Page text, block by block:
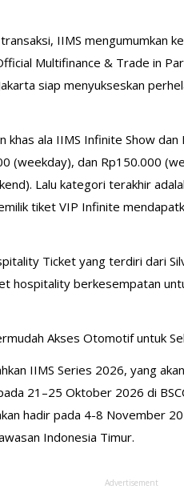
IIMS mengumumkan
Multifinance & Trade in
siap menyukseskan
khas ala IIMS Infinite Show
(weekday), dan Rp150.000
Lalu kategori terakhir
tiket VIP Infinite
Ticket yang terdiri dari
hospitality berkesempatan
Akses Otomotif untuk
IIMS Series 2026, yang
21–25 Oktober 2026 di
hadir pada 4-8 November
Indonesia Timur.
Advertisement